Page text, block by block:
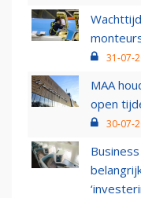
31-07-
MAA
open
30-07-